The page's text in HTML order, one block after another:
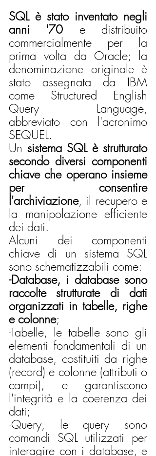
SQL è stato inventato negli
anni '70 e distribuito
commercialmente per la
prima volta da Oracle; la
denominazione originale è
stato assegnata da IBM
come Structured English
Query Language,
abbreviato con l'acronimo
SEQUEL.
Un sistema SQL è strutturato
secondo diversi componenti
chiave che operano insieme
per consentire
l'archiviazione, il recupero e
la manipolazione efficiente
dei dati.
Alcuni dei componenti
chiave di un sistema SQL
sono schematizzabili come:
-Database, i database sono
raccolte strutturate di dati
organizzati in tabelle, righe
e colonne;
-Tabelle, le tabelle sono gli
elementi fondamentali di un
database, costituiti da righe
(record) e colonne (attributi o
campi), e garantiscono
l'integrità e la coerenza dei
dati;
-Query, le query sono
comandi SQL utilizzati per
interagire con i database, e